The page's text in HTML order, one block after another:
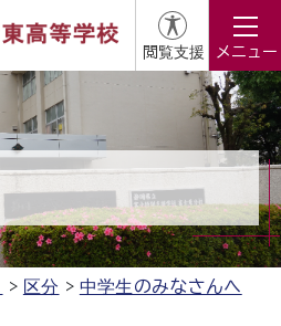
閲覧支援 メニュー
区分
中学生のみなさんへ